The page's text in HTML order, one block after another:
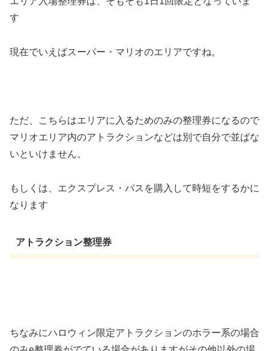
す
現在でいえばスーパー・マリオのエリアですね。
ただ、こちらはエリアに入るためのみの整理券になるので
マリオエリア内のアトラクションなどは別で自分で並ばな
いといけません。
もしくは、エクスプレス・パスを購入して時短をするかに
なります
アトラクション整理券
ちなみにハロウィン限定アトラクションのホラー系の場合